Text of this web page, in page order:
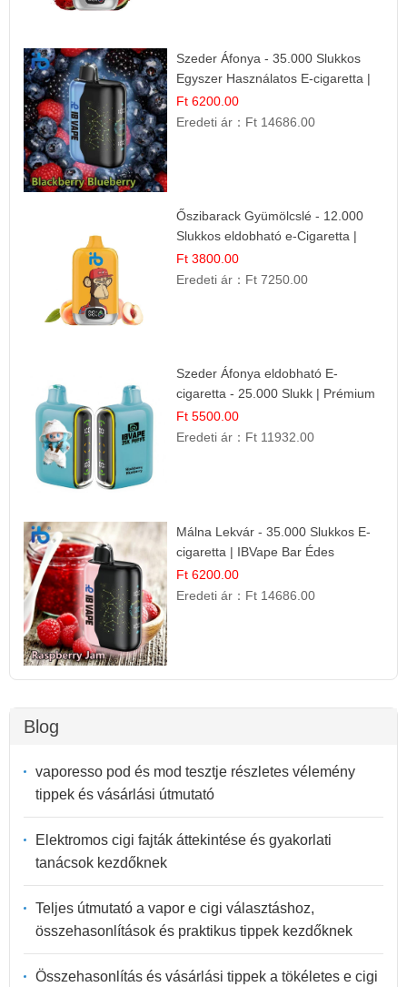
Szeder Áfonya - 35.000 Slukkos
Egyszer Használatos E-cigaretta |
Prémium Ízélmény
Ft 6200.00
Eredeti ár： Ft 14686.00
Őszibarack Gyümölcslé - 12.000
Slukkos eldobható e-Cigaretta |
Friss Gyümölcs Íz
Ft 3800.00
Eredeti ár： Ft 7250.00
Szeder Áfonya eldobható E-
cigaretta - 25.000 Slukk | Prémium
Gyümölcs Íz
Ft 5500.00
Eredeti ár： Ft 11932.00
Málna Lekvár - 35.000 Slukkos E-
cigaretta | IBVape Bar Édes
Gyümölcs Íz
Ft 6200.00
Eredeti ár： Ft 14686.00
Blog
vaporesso pod és mod tesztje részletes vélemény
tippek és vásárlási útmutató
Elektromos cigi fajták áttekintése és gyakorlati
tanácsok kezdőknek
Teljes útmutató a vapor e cigi választáshoz,
összehasonlítások és praktikus tippek kezdőknek
Összehasonlítás és vásárlási tippek a tökéletes e cigi